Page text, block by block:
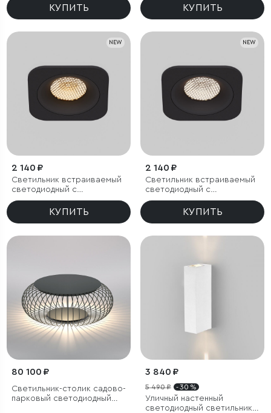
Tetro 20W 3000K белый
КУПИТЬ
Tetro 20W 4000K белый
КУПИТЬ
NEW
2 140 ₽
Светильник встраиваемый
светодиодный с
антибликовой решеткой
Tetro 10W 3000K черный
КУПИТЬ
NEW
2 140 ₽
Светильник встраиваемый
светодиодный с
антибликовой решеткой
Tetro 10W 4000K черный
КУПИТЬ
80 100 ₽
Светильник-столик садово-
парковый светодиодный
3 840 ₽
5 490 ₽ - 30 %
Уличный настенный
светодиодный светильник